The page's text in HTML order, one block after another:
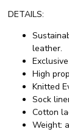
DETAILS:
leather.
High
Knitted
Sock
Cotton
Weight: